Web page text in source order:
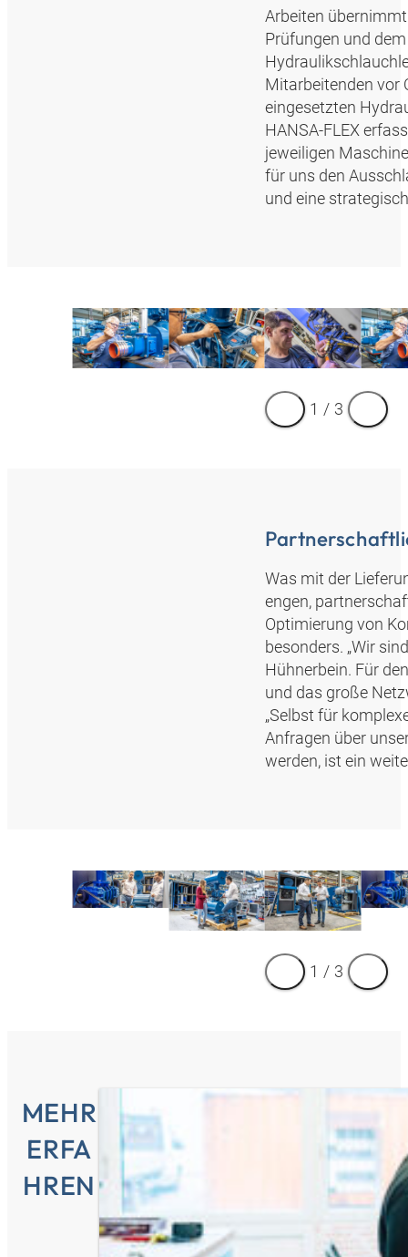
Arbeiten übernimmt
Prüfungen und
Mitarbeitenden vor
eingesetzten
HANSA‑FLEX
jeweiligen
für uns den
und eine
1 / 3
Was mit der
engen,
Optimierung von
besonders. „Wir
Hühnerbein. Für
und das große
„Selbst für
Anfragen über
werden, ist ein
1 / 3
MEHR
ERFA
HREN